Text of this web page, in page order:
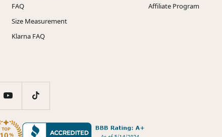
FAQ
Size Measurement
Klarna FAQ
Affiliate Program